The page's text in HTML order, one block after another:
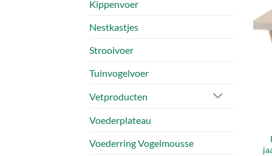
Kippenvoer
Nestkastjes
Strooivoer
Tuinvogelvoer
Vetproducten
Voederplateau
Voederring Vogelmousse